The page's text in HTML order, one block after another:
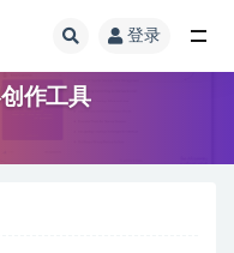
登录
作工具